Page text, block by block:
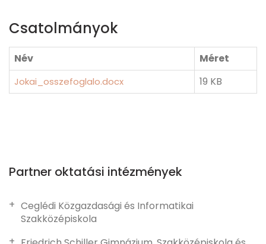
Csatolmányok
Név Méret
Jokai_osszefoglalo.docx 19 KB
Partner oktatási intézmények
Ceglédi Közgazdasági és Informatikai
Szakközépiskola